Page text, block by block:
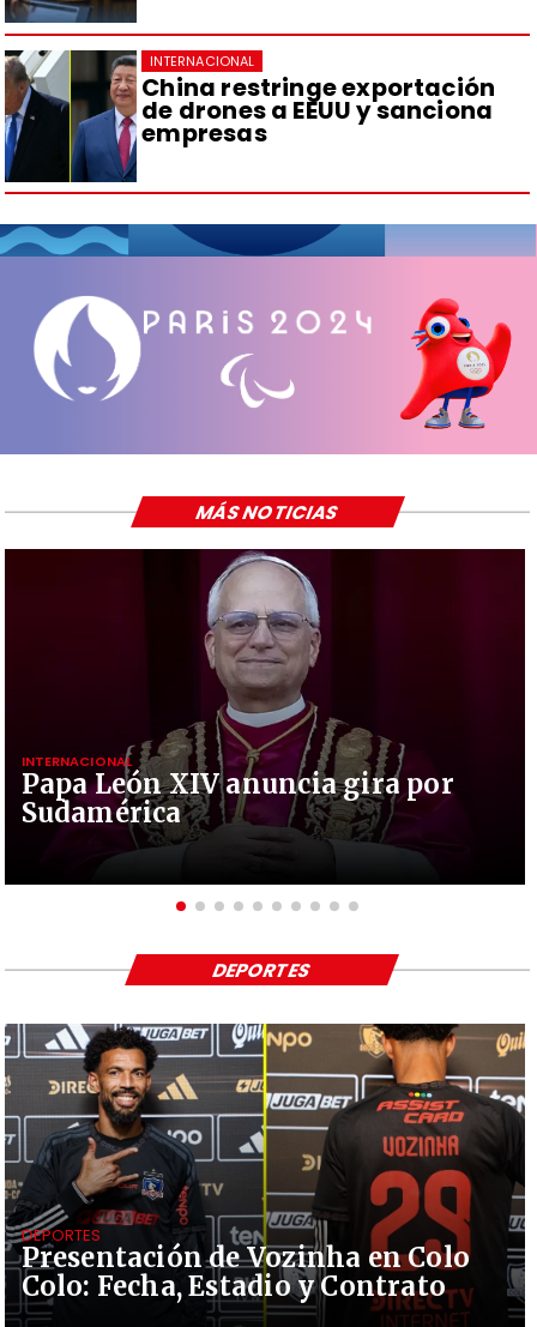
China restringe exportación
de drones a EEUU y sanciona
empresas
INTERNACIONAL
Papa León XIV anuncia gira por
Sudamérica
INTERNACIONAL
MÁS NOTICIAS
Presentación de Vozinha en Colo
Colo: Fecha, Estadio y Contrato
DEPORTES
DEPORTES